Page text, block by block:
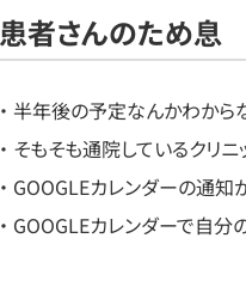
患者さんのため息
・ 半年後の予定なんかわか
・ そもそも通院しているクリ
・ GOOGLEカレンダーの通
・ GOOGLEカレンダーで自